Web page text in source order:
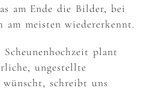
am Ende die Bilder, bei
am meisten wiedererkennt.
plant
ungestellte
wünscht, schreibt uns